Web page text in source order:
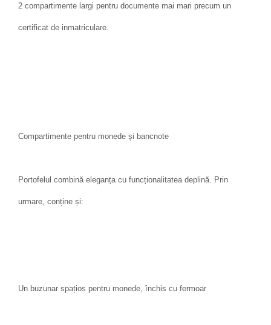
2 compartimente largi pentru documente mai mari precum un
certificat de inmatriculare.
Compartimente pentru monede și bancnote
Portofelul combină eleganța cu funcționalitatea deplină. Prin
urmare, conține și:
Un buzunar spațios pentru monede, închis cu fermoar